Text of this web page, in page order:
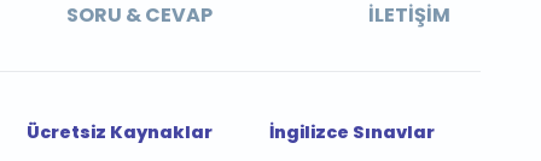
SORU & CEVAP İLETIŞIM
Ücretsiz Kaynaklar
İngilizce Sınavlar